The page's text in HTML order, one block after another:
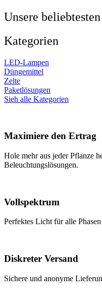
Unsere beliebtesten
Kategorien
LED-Lampen
Düngemittel
Zelte
Paketlösungen
Sieh alle Kategorien
Maximiere den Ertrag
Hole mehr aus jeder Pflanze
Beleuchtungslösungen.
Vollspektrum
Perfektes Licht für alle
Diskreter Versand
Sichere und anonyme